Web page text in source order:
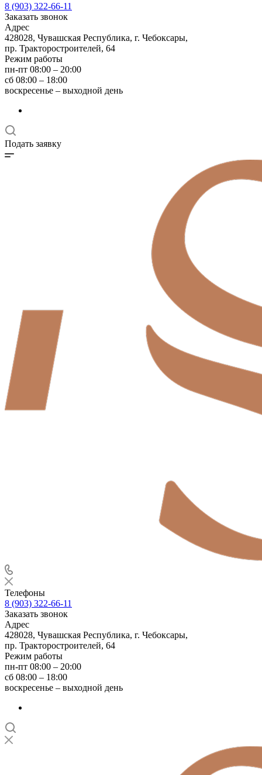
8 (903) 322-66-11
Заказать звонок
Адрес
428028, Чувашская Республика, г. Чебоксары,
пр. Тракторостроителей, 64
Режим работы
пн-пт 08:00 – 20:00
сб 08:00 – 18:00
воскресенье – выходной день
Подать заявку
Телефоны
8 (903) 322-66-11
Заказать звонок
Адрес
428028, Чувашская Республика, г. Чебоксары,
пр. Тракторостроителей, 64
Режим работы
пн-пт 08:00 – 20:00
сб 08:00 – 18:00
воскресенье – выходной день